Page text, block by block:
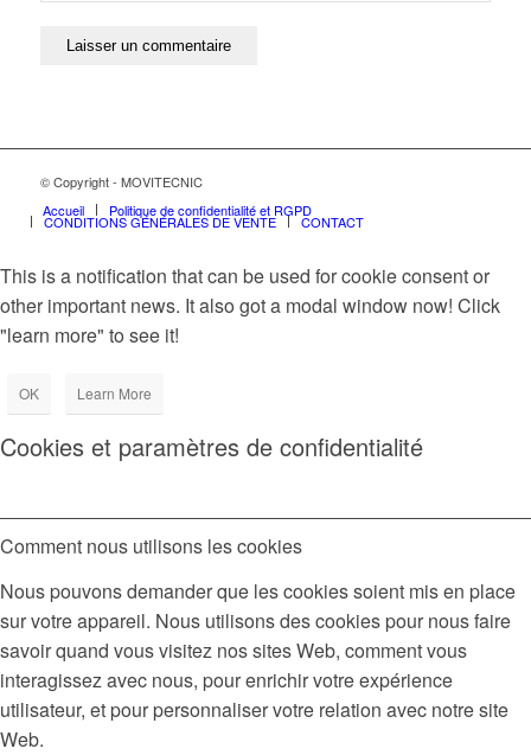
© Copyright - MOVITECNIC
Accueil
Politique de confidentialité et RGPD
CONDITIONS GÉNÉRALES DE VENTE CONTACT
This is a notification that can be used for cookie consent or
other important news. It also got a modal window now! Click
"learn more" to see it!
OK Learn More
Cookies et paramètres de confidentialité
Comment nous utilisons les cookies
Nous pouvons demander que les cookies soient mis en place
sur votre appareil. Nous utilisons des cookies pour nous faire
savoir quand vous visitez nos sites Web, comment vous
interagissez avec nous, pour enrichir votre expérience
utilisateur, et pour personnaliser votre relation avec notre site
Web.